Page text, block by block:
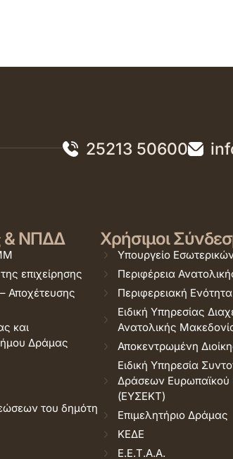
25213 50600
& ΝΠΔΔ
επιχείρησης
Αποχέτευσης
και
Δράμας
του δημότη
Χρήσιμοι
Υπουργείο
Περιφέρεια
Περιφερειακή
Ειδική Υπηρεσίας
Ανατολικής
Αποκεντρωμένη
Ειδική Υπηρεσία
Δράσεων Ευρωπαϊκού
(ΕΥΣΕΚΤ)
Επιμελητήριο Δράμας
ΚΕΔΕ
Ε.Ε.Τ.Α.Α.